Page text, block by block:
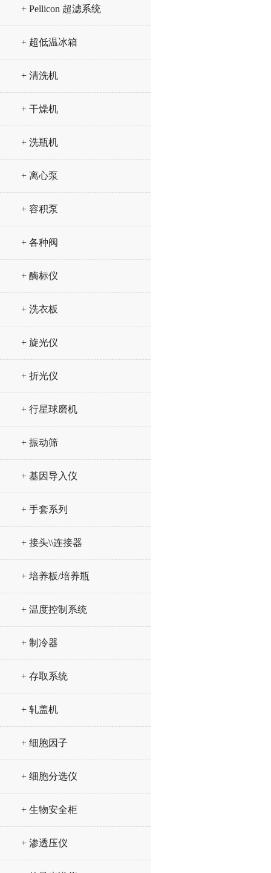
+ Pellicon 超滤系统
+ 超低温冰箱
+ 清洗机
+ 干燥机
+ 洗瓶机
+ 离心泵
+ 容积泵
+ 各种阀
+ 酶标仪
+ 洗衣板
+ 旋光仪
+ 折光仪
+ 行星球磨机
+ 振动筛
+ 基因导入仪
+ 手套系列
+ 接头\\连接器
+ 培养板/培养瓶
+ 温度控制系统
+ 制冷器
+ 存取系统
+ 轧盖机
+ 细胞因子
+ 细胞分选仪
+ 生物安全柜
+ 渗透压仪